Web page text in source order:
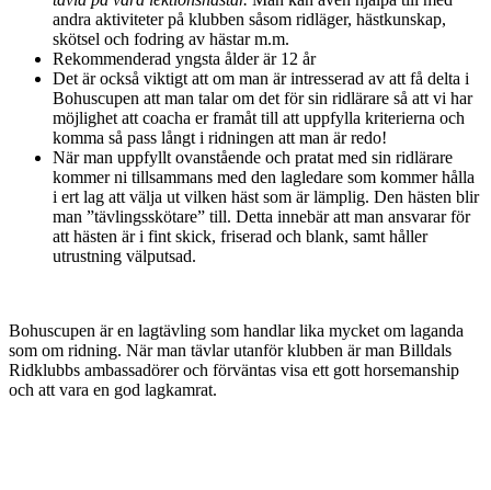
andra aktiviteter på klubben såsom ridläger, hästkunskap,
skötsel och fodring av hästar m.m.
Rekommenderad yngsta ålder är 12 år
Det är också viktigt att om man är intresserad av att få delta i
Bohuscupen att man talar om det för sin ridlärare så att vi har
möjlighet att coacha er framåt till att uppfylla kriterierna och
komma så pass långt i ridningen att man är redo!
När man uppfyllt ovanstående och pratat med sin ridlärare
kommer ni tillsammans med den lagledare som kommer hålla
i ert lag att välja ut vilken häst som är lämplig. Den hästen blir
man ”tävlingsskötare” till. Detta innebär att man ansvarar för
att hästen är i fint skick, friserad och blank, samt håller
utrustning välputsad.
Bohuscupen är en lagtävling som handlar lika mycket om laganda
som om ridning. När man tävlar utanför klubben är man Billdals
Ridklubbs ambassadörer och förväntas visa ett gott horsemanship
och att vara en god lagkamrat.